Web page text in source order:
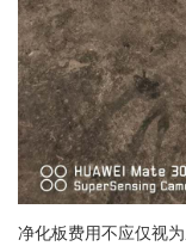
净化板费用不应仅视